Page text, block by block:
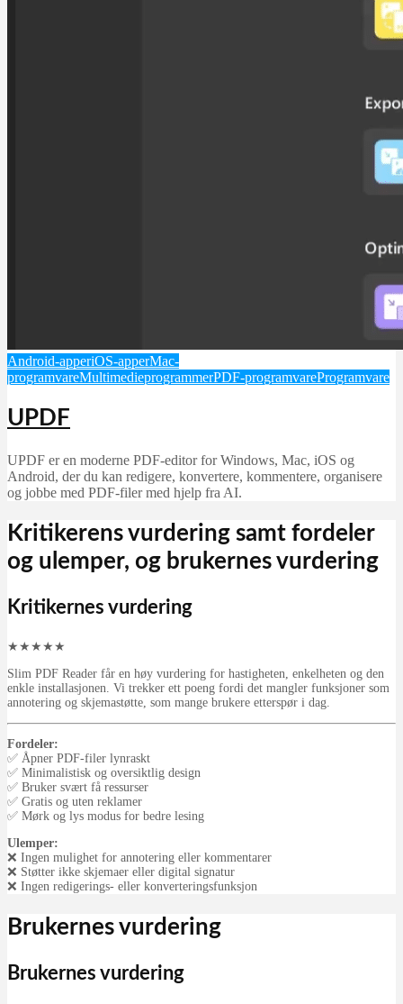
Android-apperiOS-apperMac-
programvareMultimedieprogrammerPDF-programvareProgramvare
UPDF
UPDF er en moderne PDF-editor for Windows, Mac, iOS og
Android, der du kan redigere, konvertere, kommentere, organisere
og jobbe med PDF-filer med hjelp fra AI.
Kritikerens vurdering samt fordeler
og ulemper, og brukernes vurdering
Kritikernes vurdering
★ ★ ★ ★ ★
Slim PDF Reader får en høy vurdering for hastigheten, enkelheten og den
enkle installasjonen. Vi trekker ett poeng fordi det mangler funksjoner som
annotering og skjemastøtte, som mange brukere etterspør i dag.
Fordeler:
✅ Åpner PDF-filer lynraskt
✅ Minimalistisk og oversiktlig design
✅ Bruker svært få ressurser
✅ Gratis og uten reklamer
✅ Mørk og lys modus for bedre lesing
Ulemper:
❌ Ingen mulighet for annotering eller kommentarer
❌ Støtter ikke skjemaer eller digital signatur
❌ Ingen redigerings- eller konverteringsfunksjon
Brukernes vurdering
Brukernes vurdering